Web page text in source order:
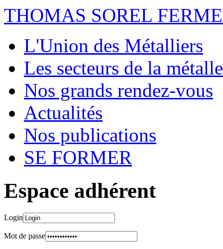
THOMAS SOREL
L'Union des Métalliers
Les secteurs de la
Nos grands rendez-vous
Actualités
Nos publications
SE FORMER
Espace adhérent
Login
Mot de passe